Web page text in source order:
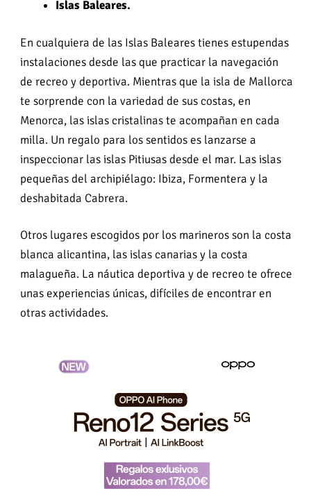
Islas Baleares.
En cualquiera de las Islas Baleares tienes estupendas
instalaciones desde las que practicar la navegación
de recreo y deportiva. Mientras que la isla de Mallorca
te sorprende con la variedad de sus costas, en
Menorca, las islas cristalinas te acompañan en cada
milla. Un regalo para los sentidos es lanzarse a
inspeccionar las islas Pitiusas desde el mar. Las islas
pequeñas del archipiélago: Ibiza, Formentera y la
deshabitada Cabrera.
Otros lugares escogidos por los marineros son la costa
blanca alicantina, las islas canarias y la costa
malagueña. La náutica deportiva y de recreo te ofrece
unas experiencias únicas, difíciles de encontrar en
otras actividades.